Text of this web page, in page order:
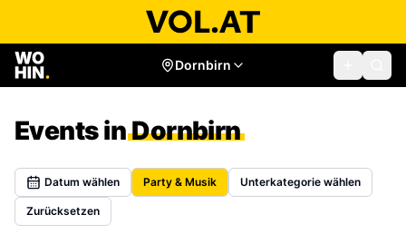
Dornbirn
Events inDornbirn
Datum wählen Party & Musik Unterkategorie wählen
Zurücksetzen